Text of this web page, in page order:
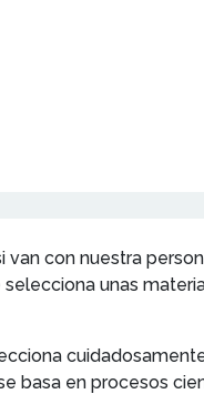
con nuestra
unas
basa en procesos